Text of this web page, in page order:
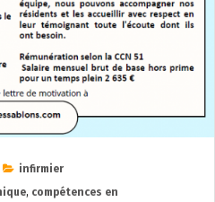
infirmier
, compétences en